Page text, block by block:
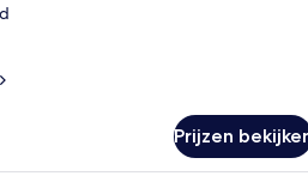
Prijzen